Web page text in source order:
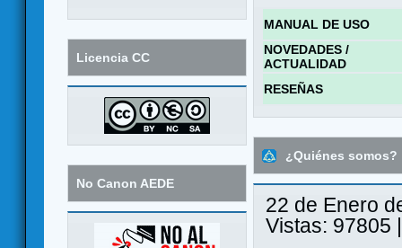
Licencia CC
No Canon AEDE
MANUAL DE USO
NOVEDADES /
ACTUALIDAD
RESEÑAS
¿Quiénes somos?
22 de Enero
Vistas: 97805